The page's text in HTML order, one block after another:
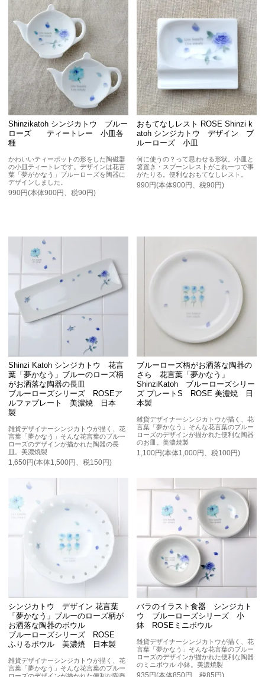
Shinzikatoh シンジカトウ ブルー
ローズ ティートレー 小皿各
種
かわいいティーポットの形をした陶磁器
の小皿ティートレです。デザインは花言
葉「夢がかなう」ブルーローズを陶器に
デザインしました。
990円(本体900円、税90円)
おもてなしレスト ROSE Shinzi k
atoh シンジカトウ デザイン ブ
ルーローズ 小皿
何に使うの？って思わせる形状。小皿と
箸置き・スプーンレストがこれ一つで事
がたりる。便利なおもてなしレスト。
990円(本体900円、税90円)
Shinzi Katoh シンジカトウ 花言
葉「夢かなう」ブルーのローズ柄
がお洒落な陶器の長皿
ブルーローズシリーズ ROSEア
ルファプレート 美濃焼 日本
製
雑貨デザイナーシンジカトウが描く、花
言葉「夢かなう」そんな花言葉のブルー
ローズのデザインが描かれた陶器の長
皿。美濃焼製
1,650円(本体1,500円、税150円)
ブルーローズ柄がお洒落な陶器の
さら 花言葉「夢かなう」
ShinziKatoh ブルーローズシリー
ズ プレートS ROSE 美濃焼 日
本製
雑貨デザイナーシンジカトウが描く、花
言葉「夢かなう」そんな花言葉のブルー
ローズのデザインが描かれた便利な陶器
のお皿。美濃焼製
1,100円(本体1,000円、税100円)
シンジカトウ デザイン 花言葉
「夢かなう」ブルーのローズ柄が
お洒落な陶器のボウル
ブルーローズシリーズ ROSE
ふりるボウル 美濃焼 日本製
雑貨デザイナーシンジカトウが描く、花
言葉「夢かなう」そんな花言葉のブルー
バラのイラスト食器 シンジカト
ウ ブルーローズシリーズ 小
鉢 ROSEミニボウル
雑貨デザイナーシンジカトウが描く、花
言葉「夢かなう」そんな花言葉のブルー
ローズのデザインが描かれた便利な陶器
のミニボウル 小鉢。美濃焼製
935円(本体850円、税85円)